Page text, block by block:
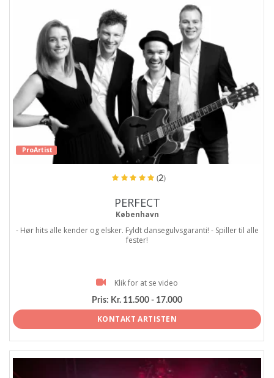
ProArtist
(2)
PERFECT
København
- Hør hits alle kender og elsker. Fyldt dansegulvsgaranti! - Spiller til alle
fester!
Klik for at se video
Pris: Kr. 11.500 - 17.000
KONTAKT ARTISTEN